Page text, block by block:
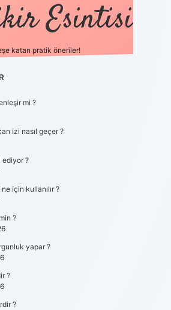
Esintisi
katan pratik öneriler!
mi ?
izi nasıl geçer ?
ediyor ?
için kullanılır ?
?
yapar ?
?
?